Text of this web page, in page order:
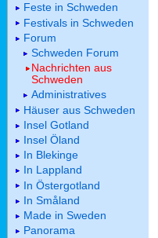
Feste in Schweden
Festivals in Schweden
Forum
Schweden Forum
Nachrichten aus
Schweden
Administratives
Häuser aus Schweden
Insel Gotland
Insel Öland
In Blekinge
In Lappland
In Östergotland
In Småland
Made in Sweden
Panorama